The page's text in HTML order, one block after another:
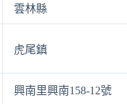
雲林縣
虎尾鎮
興南里興南158-12號